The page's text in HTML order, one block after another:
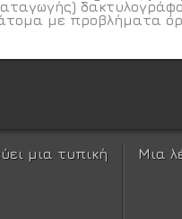
με προβλήματα
μια τυπική
Μια